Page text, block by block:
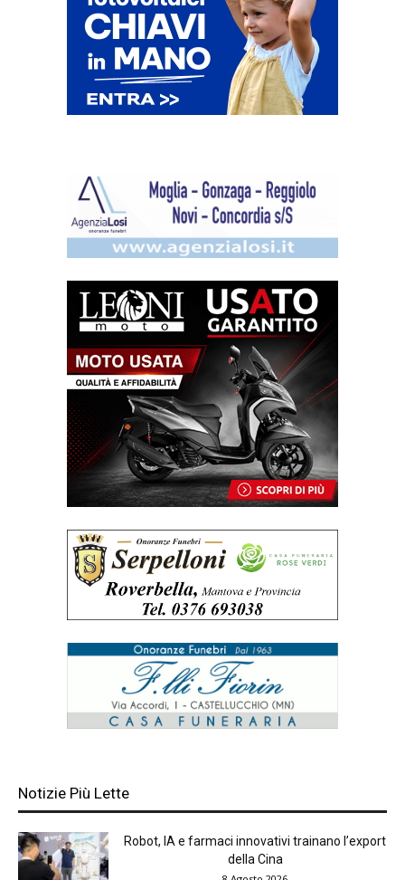
Notizie Più Lette
Robot, IA e farmaci innovativi trainano l’export
della Cina